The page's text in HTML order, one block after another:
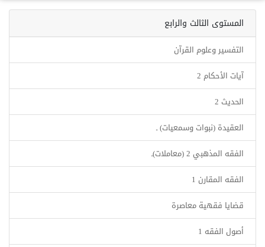
المستوى الثالث والرابع
التفسير وعلوم القرآن
آيات الأحكام 2
الحديث 2
العقيدة (نبوات وسمعيات) ـ
الفقه المذهبي 2 (معاملات)ـ
الفقه المقارن 1
قضايا فقهية معاصرة
أصول الفقه 1